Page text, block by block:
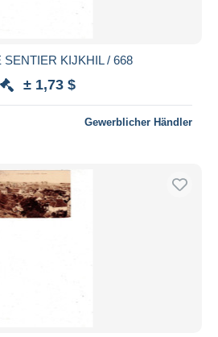
SENTIER KIJKHIL / 668
± 1,73 $
Gewerblicher Händler